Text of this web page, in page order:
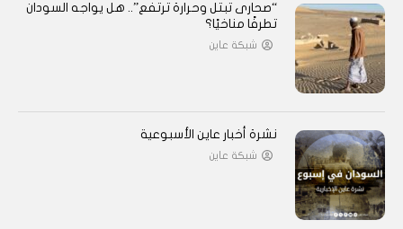
“صحارى تبتل وحرارة ترتفع”.. هل يواجه السودان
تطرفًا مناخيًا؟
شبكة عاين
نشرة أخبار عاين الأسبوعية
شبكة عاين